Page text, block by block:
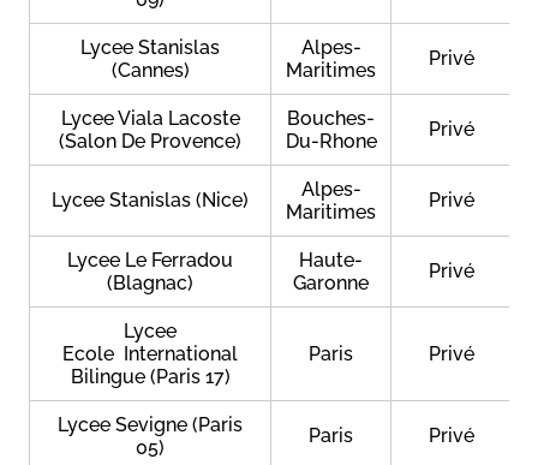
Lycee Stanislas
(Cannes)
Alpes-
Maritimes
Privé
Lycee Viala Lacoste
(Salon De Provence)
Bouches-
Du-Rhone
Privé
Lycee Stanislas (Nice)
Alpes-
Maritimes
Privé
Lycee Le Ferradou
(Blagnac)
Haute-
Garonne
Privé
Lycee
Ecole International
Bilingue (Paris 17)
Paris Privé
Lycee Sevigne (Paris
05)
Paris Privé